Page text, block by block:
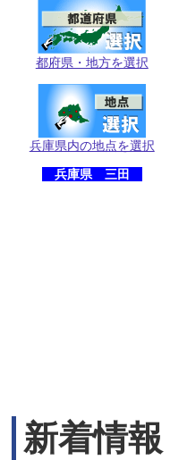
都府県・地方を選択
兵庫県内の地点を選択
兵庫県 三田
新着情報